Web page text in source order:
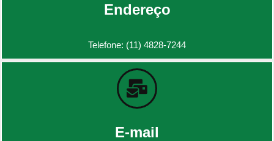
Endereço
Telefone: (11) 4828-7244
E-mail